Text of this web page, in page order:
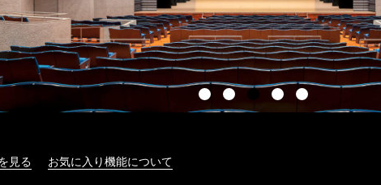
見る お気に入り機能について